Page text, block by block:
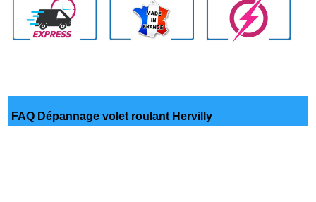
FAQ Dépannage volet roulant Hervilly